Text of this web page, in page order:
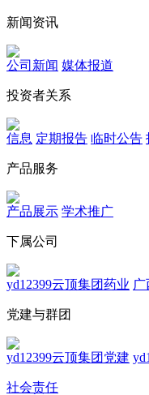
新闻资讯
公司新闻 媒体报道
投资者关系
信息 定期报告 临时公告
产品服务
产品展示 学术推广
下属公司
yd12399云顶集团药业
党建与群团
yd12399云顶集团党建
社会责任